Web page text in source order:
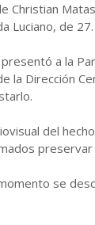
Christian
Luciano, de 27.
a la
la Dirección
del
preservar
se